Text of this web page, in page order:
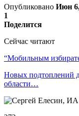
Опубликовано Июн
1
Поделится
Сейчас читают
“Мобильным
Новых подтоплений
области…